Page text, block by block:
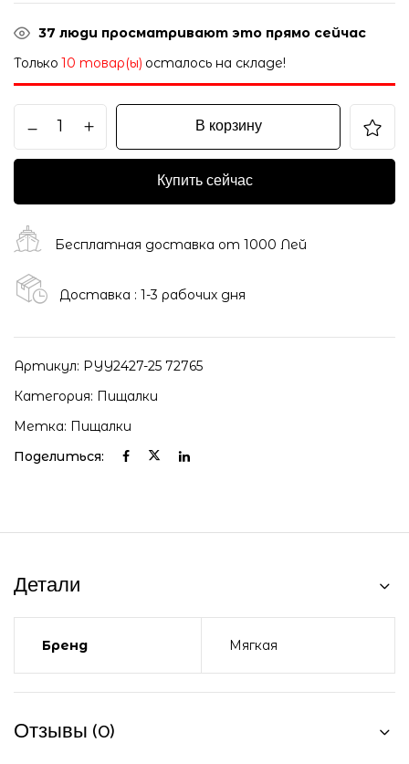
37 люди просматривают это прямо сейчас
Только 10 товар(ы) осталось на складе!
В корзину
Купить сейчас
Бесплатная доставка от 1000 Лей
Доставка : 1-3 рабочих дня
Артикул: PYY2427-25 72765
Категория: Пищалки
Метка: Пищалки
Поделиться:
Детали
Бренд Мягкая
Отзывы (0)